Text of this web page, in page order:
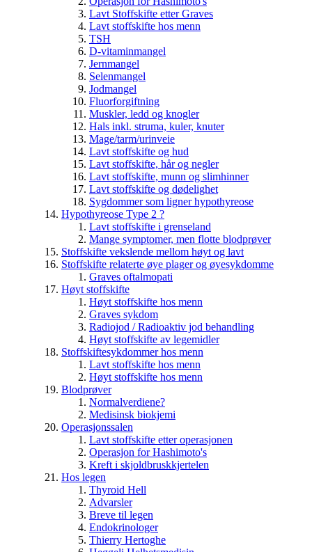
Lavt Stoffskifte etter Graves
Lavt stoffskifte hos menn
TSH
D-vitaminmangel
Jernmangel
Selenmangel
Jodmangel
Fluorforgiftning
Muskler, ledd og knogler
Hals inkl. struma, kuler, knuter
Mage/tarm/urinveie
Lavt stoffskifte og hud
Lavt stoffskifte, hår og negler
Lavt stoffskifte, munn og slimhinner
Lavt stoffskifte og dødelighet
Sygdommer som ligner hypothyreose
Hypothyreose Type 2 ?
Lavt stoffskifte i grenseland
Mange symptomer, men flotte blodprøver
Stoffskifte vekslende mellom høyt og lavt
Stoffskifte relaterte øye plager og øyesykdomme
Graves oftalmopati
Høyt stoffskifte
Høyt stoffskifte hos menn
Graves sykdom
Radiojod / Radioaktiv jod behandling
Høyt stoffskifte av legemidler
Stoffskiftesykdommer hos menn
Lavt stoffskifte hos menn
Høyt stoffskifte hos menn
Blodprøver
Normalverdiene?
Medisinsk biokjemi
Operasjonssalen
Lavt stoffskifte etter operasjonen
Operasjon for Hashimoto's
Kreft i skjoldbruskkjertelen
Hos legen
Thyroid Hell
Advarsler
Breve til legen
Endokrinologer
Thierry Hertoghe